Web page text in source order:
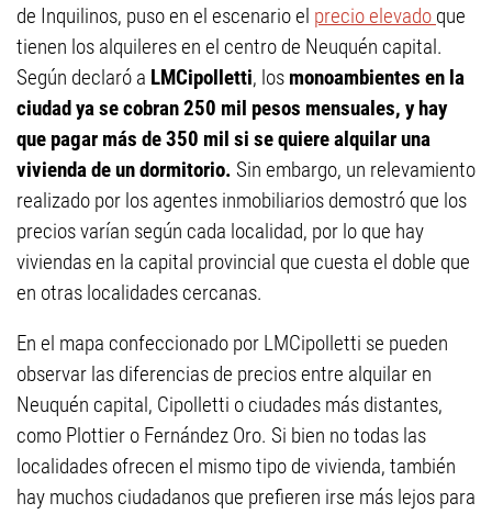
de Inquilinos, puso en el escenario el precio elevado que
tienen los alquileres en el centro de Neuquén capital.
Según declaró a LMCipolletti, los monoambientes en la
ciudad ya se cobran 250 mil pesos mensuales, y hay
que pagar más de 350 mil si se quiere alquilar una
vivienda de un dormitorio. Sin embargo, un relevamiento
realizado por los agentes inmobiliarios demostró que los
precios varían según cada localidad, por lo que hay
viviendas en la capital provincial que cuesta el doble que
en otras localidades cercanas.
En el mapa confeccionado por LMCipolletti se pueden
observar las diferencias de precios entre alquilar en
Neuquén capital, Cipolletti o ciudades más distantes,
como Plottier o Fernández Oro. Si bien no todas las
localidades ofrecen el mismo tipo de vivienda, también
hay muchos ciudadanos que prefieren irse más lejos para